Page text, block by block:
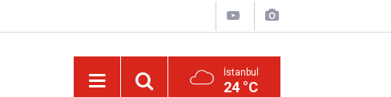
İstanbul
24 °C